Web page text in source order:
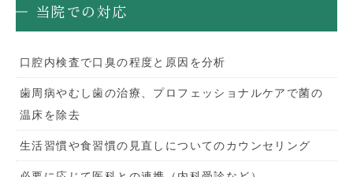
当院での対応
口腔内検査で口臭の程度と原因を分析
歯周病やむし歯の治療、プロフェッショナルケアで菌の
温床を除去
生活習慣や食習慣の見直しについてのカウンセリング